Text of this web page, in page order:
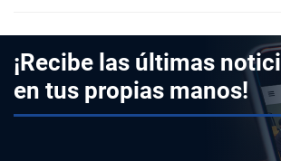
¡Recibe las últimas
en tus propias manos!